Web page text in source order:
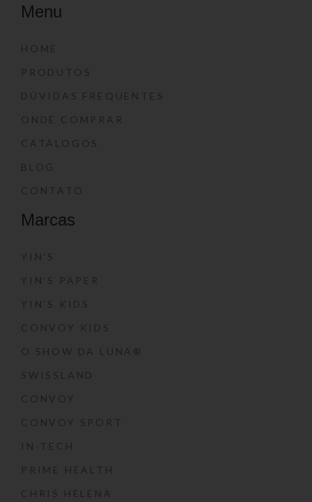
Menu
HOME
PRODUTOS
DÚVIDAS FREQUENTES
ONDE COMPRAR
CATÁLOGOS
BLOG
CONTATO
Marcas
YIN’S
YIN’S PAPER
YIN’S KIDS
CONVOY KIDS
O SHOW DA LUNA®
SWISSLAND
CONVOY
CONVOY SPORT
IN-TECH
PRIME HEALTH
CHRIS HELENA